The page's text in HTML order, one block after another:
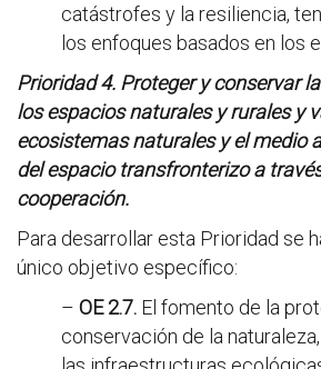
catástrofes y la resiliencia,
los enfoques basados en los
Prioridad 4. Proteger y conservar
los espacios naturales y rurales y
ecosistemas naturales y el medio
del espacio transfronterizo a
cooperación.
Para desarrollar esta Prioridad se
único objetivo específico:
– OE 2.7. El fomento de la
conservación de la